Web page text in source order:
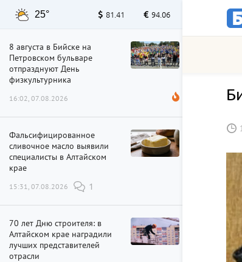
25° 81.41 94.06
8 августа в Бийске на
Петровском бульваре
отпразднуют День
физкультурника
16:02, 07.08.2026
Фальсифицированное
сливочное масло выявили
специалисты в Алтайском
крае
15:31, 07.08.2026 1
70 лет Дню строителя: в
Алтайском крае наградили
лучших представителей
отрасли